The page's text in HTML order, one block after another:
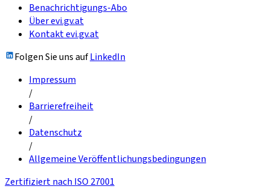
Benachrichtigungs-Abo
Über evi.gv.at
Kontakt evi.gv.at
Folgen Sie uns aufLinkedIn
Impressum
/
Barrierefreiheit
/
Datenschutz
/
Allgemeine Veröffentlichungsbedingungen
Zertifiziert nach ISO 27001